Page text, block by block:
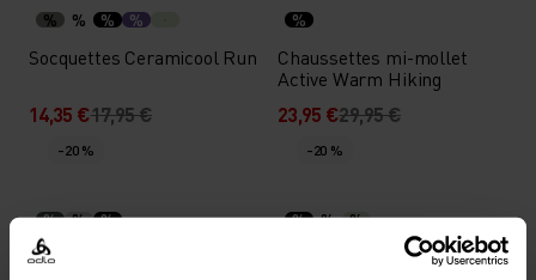
% % % %
Socquettes Ceramicool Run
14,35 €17,95 €
%
Chaussettes mi-mollet
Active Warm Hiking
23,95 €29,95 €
-20 %
% % %
Chaussettes mi-mollet
-20 %
% % %
Chaussettes mi-mollet